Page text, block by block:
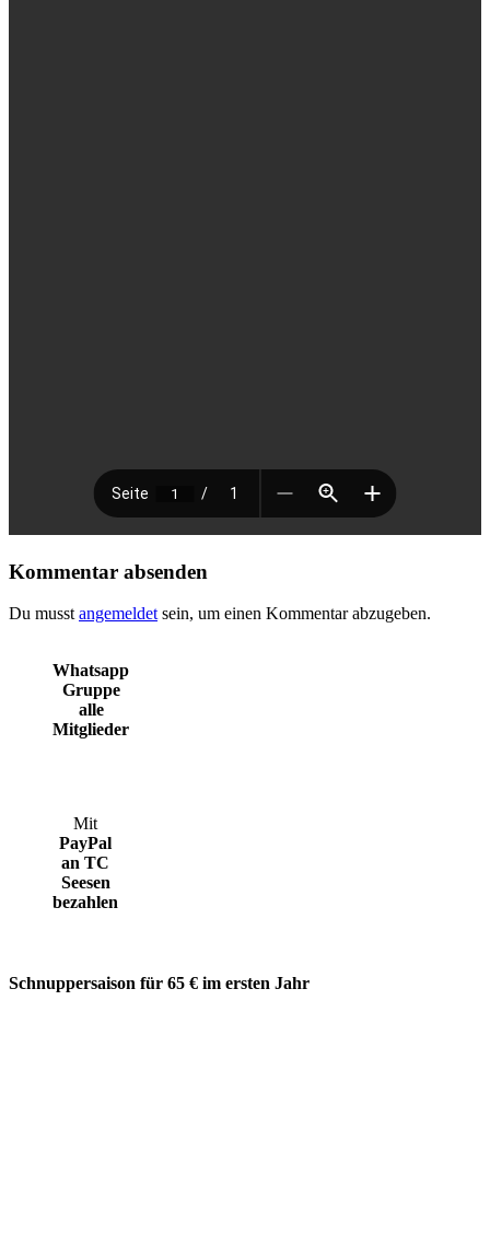
Kommentar absenden
Du musst angemeldet sein, um einen Kommentar abzugeben.
Whatsapp
Gruppe
alle
Mitglieder
Mit
PayPal
an TC
Seesen
bezahlen
Schnuppersaison für 65 € im ersten Jahr